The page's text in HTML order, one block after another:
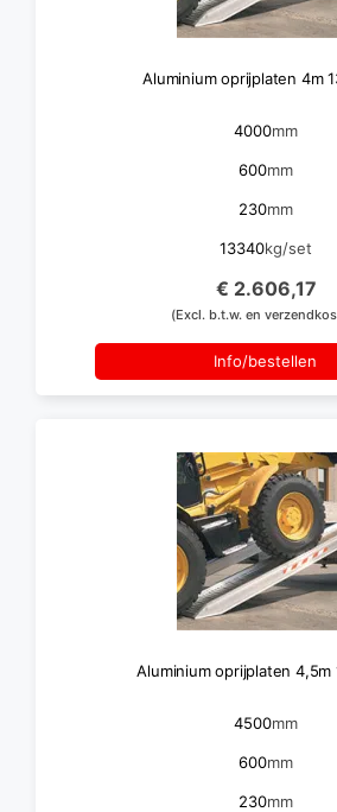
Aluminium oprijplaten 4m
4000mm
600mm
230mm
13340kg/set
€ 2.606,17
(Excl. b.t.w. en
Info/bestellen
Aluminium oprijplaten 4,5m
4500mm
600mm
230mm